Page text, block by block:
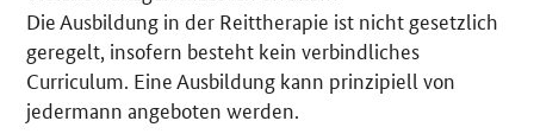
Die Ausbildung in der Reittherapie ist nicht gesetzlich
geregelt, insofern besteht kein verbindliches
Curriculum. Eine Ausbildung kann prinzipiell von
jedermann angeboten werden.